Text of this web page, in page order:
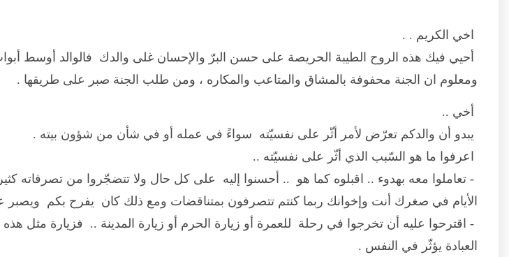
اخي الكريم . .
أحيي فيك هذه الروح الطيبة الحريصة على حسن البرّ والإحسان غلى والدك فالوالد أوسط
ومعلوم ان الجنة محفوفة بالمشاق والمتاعب والمكاره ، ومن طلب الجنة صبر على طريقها .
أخي ..
يبدو أن والدكم تعرّض لأمر أثّر على نفسيّته سواءً في عمله أو في شأن من شؤون بيته .
اعرفوا ما هو السّبب الذي أثّر على نفسيّته ..
- تعاملوا معه بهدوء .. اقبلوه كما هو .. أحسنوا إليه على كل حال ولا تتضجّروا من تصرفاته
الأيام في صغرك أنت وإخوانك ربما كنتم تتصرفون بمتناقضات ومع ذلك كان يفرح بكم ويصبر
- اقترحوا عليه أن تخرجوا في رحلة للعمرة أو زيارة الحرم أو زيارة المدينة .. فزيارة مثل
العبادة يؤثّر في النفس .